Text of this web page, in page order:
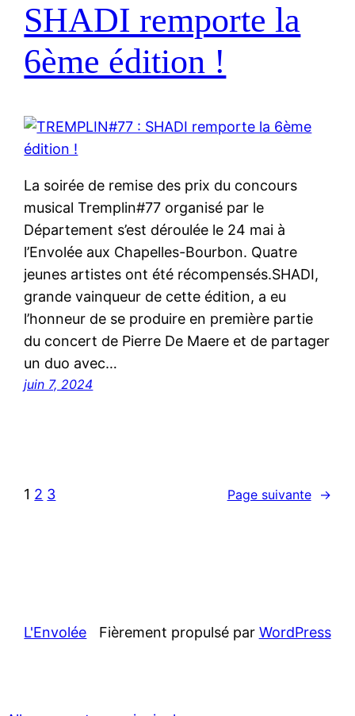
SHADI remporte la
6ème édition !
La soirée de remise des prix du concours
musical Tremplin#77 organisé par le
Département s’est déroulée le 24 mai à
l’Envolée aux Chapelles-Bourbon. Quatre
jeunes artistes ont été récompensés.SHADI,
grande vainqueur de cette édition, a eu
l’honneur de se produire en première partie
du concert de Pierre De Maere et de partager
un duo avec…
juin 7, 2024
1 2 3 Page suivante →
L'Envolée Fièrement propulsé par WordPress